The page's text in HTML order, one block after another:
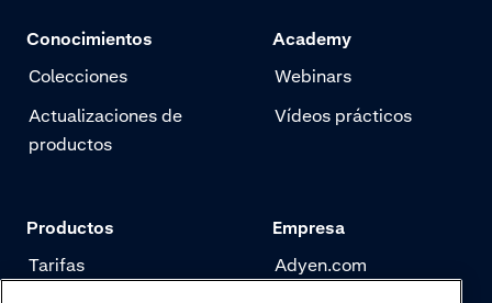
Conocimientos
Colecciones
Actualizaciones de
productos
Academy
Webinars
Vídeos prácticos
Productos
Tarifas
Empresa
Adyen.com